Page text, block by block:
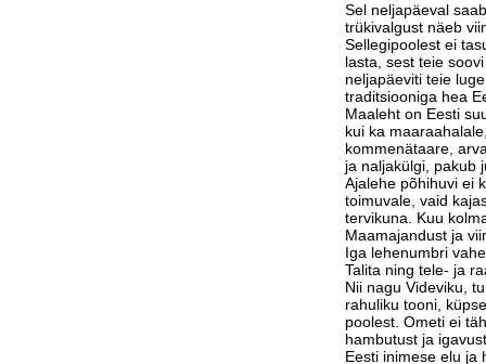
Sel neljapäeval
trükivalgust näeb
Sellegipoolest ei
lasta, sest teie
neljapäeviti teie
traditsiooniga hea
Maaleht on Eesti
kui ka
kommenätaare,
ja naljakülgi, pakub
Ajalehe põhihuvi ei
toimuvale, vaid
tervikuna. Kuu
Maamajandust ja
Iga lehenumbri
Talita ning tele- ja
Nii nagu Videviku,
rahuliku tooni,
poolest. Ometi ei
hambutust ja
Eesti inimese elu ja